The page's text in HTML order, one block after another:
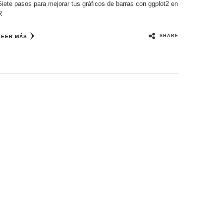
pasos para mejorar tus gráficos de barras con ggplot2 en
MÁS SHARE